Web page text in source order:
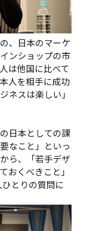
、日本のマーケ
ンショップの市
は他国に比べて
人を相手に成功
ネスは楽しい」
日本としての課
なこと」といっ
ら、「若手デザ
おくべきこと」
とりの質問に